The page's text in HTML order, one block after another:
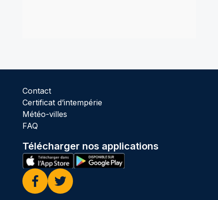
Contact
Certificat d’intempérie
Météo-villes
FAQ
Télécharger nos applications
Facebook
Twitter